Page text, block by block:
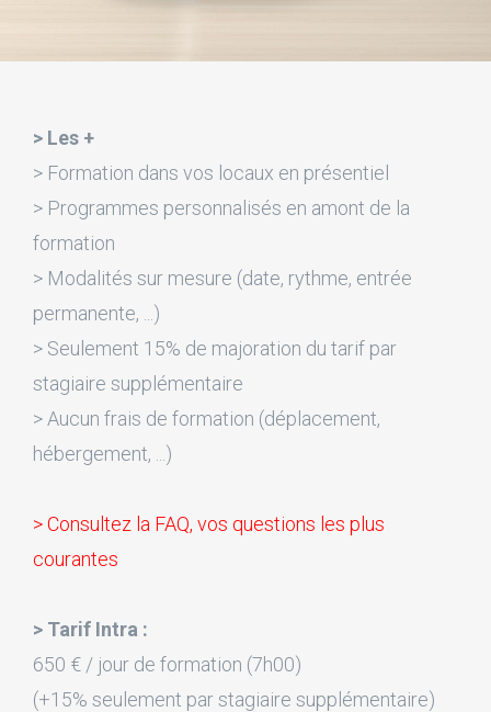
> Les +
> Formation dans vos locaux en présentiel
> Programmes personnalisés en amont de la
formation
> Modalités sur mesure (date, rythme, entrée
permanente, ...)
> Seulement 15% de majoration du tarif par
stagiaire supplémentaire
> Aucun frais de formation (déplacement,
hébergement, ...)
> Consultez la FAQ, vos questions les plus
courantes
> Tarif Intra :
650 € / jour de formation (7h00)
(+15% seulement par stagiaire supplémentaire)